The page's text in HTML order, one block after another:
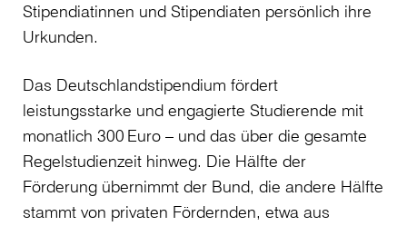
Stipendiatinnen und Stipendiaten persönlich ihre
Urkunden.
Das Deutschlandstipendium fördert
leistungsstarke und engagierte Studierende mit
monatlich 300 Euro – und das über die gesamte
Regelstudienzeit hinweg. Die Hälfte der
Förderung übernimmt der Bund, die andere Hälfte
stammt von privaten Fördernden, etwa aus